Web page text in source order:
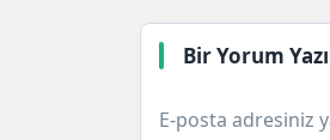
Bir Yorum
E-posta adresiniz